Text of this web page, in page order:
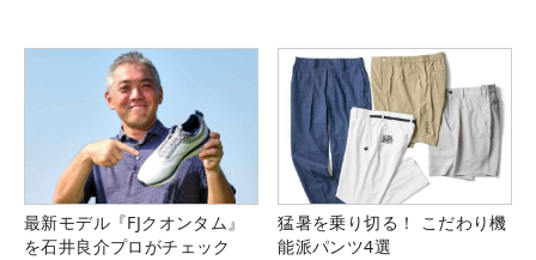
最新モデル『FJクオンタム』
を石井良介プロがチェック
猛暑を乗り切る！ こだわり機
能派パンツ4選